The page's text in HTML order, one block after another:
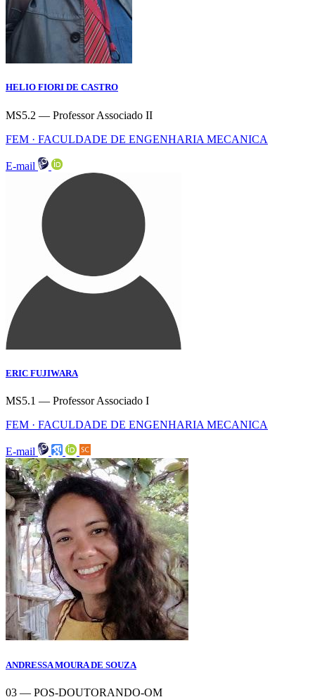
HELIO FIORI DE CASTRO
MS5.2 — Professor Associado II
FEM · FACULDADE DE ENGENHARIA MECANICA
E-mail
ERIC FUJIWARA
MS5.1 — Professor Associado I
FEM · FACULDADE DE ENGENHARIA MECANICA
E-mail
ANDRESSA MOURA DE SOUZA
03 — POS-DOUTORANDO-OM